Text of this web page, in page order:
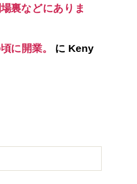
裏などにありま
に開業。 に Keny